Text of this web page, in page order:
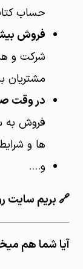
حساب
فروش
شرکت و
مشتریان
در وقت
فروش به
ها و
و....
🔗 بریم سایت
آیا شما هم